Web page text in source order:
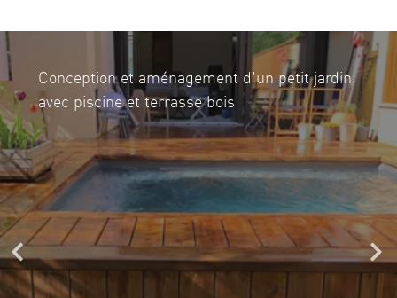
Pose d'une terrasse en travertin et
aménagement de jardin